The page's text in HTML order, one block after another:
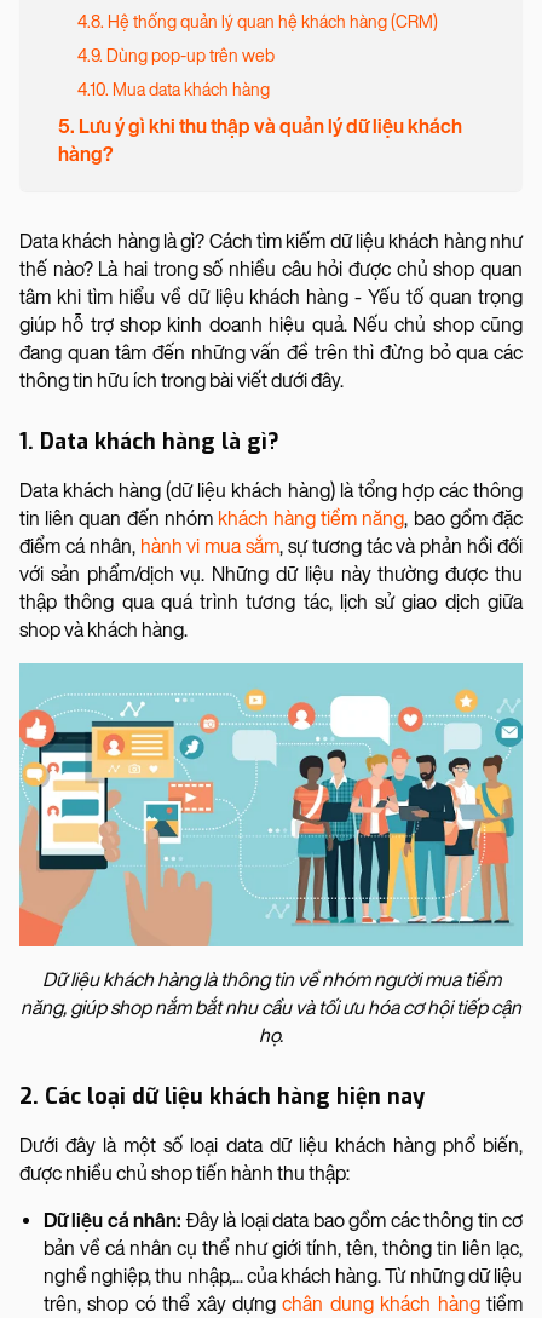
4.8. Hệ thống quản lý quan hệ khách hàng (CRM)
4.9. Dùng pop-up trên web
4.10. Mua data khách hàng
5. Lưu ý gì khi thu thập và quản lý dữ liệu khách
hàng?
Data khách hàng là gì? Cách tìm kiếm dữ liệu khách hàng như
thế nào? Là hai trong số nhiều câu hỏi được chủ shop quan
tâm khi tìm hiểu về dữ liệu khách hàng - Yếu tố quan trọng
giúp hỗ trợ shop kinh doanh hiệu quả. Nếu chủ shop cũng
đang quan tâm đến những vấn đề trên thì đừng bỏ qua các
thông tin hữu ích trong bài viết dưới đây.
1. Data khách hàng là gì?
Data khách hàng (dữ liệu khách hàng) là tổng hợp các thông
tin liên quan đến nhóm khách hàng tiềm năng, bao gồm đặc
điểm cá nhân, hành vi mua sắm, sự tương tác và phản hồi đối
với sản phẩm/dịch vụ. Những dữ liệu này thường được thu
thập thông qua quá trình tương tác, lịch sử giao dịch giữa
shop và khách hàng.
Dữ liệu khách hàng là thông tin về nhóm người mua tiềm
năng, giúp shop nắm bắt nhu cầu và tối ưu hóa cơ hội tiếp cận
họ.
2. Các loại dữ liệu khách hàng hiện nay
Dưới đây là một số loại data dữ liệu khách hàng phổ biến,
được nhiều chủ shop tiến hành thu thập:
Dữ liệu cá nhân:Đây là loại data bao gồm các thông tin cơ
bản về cá nhân cụ thể như giới tính, tên, thông tin liên lạc,
nghề nghiệp, thu nhập,... của khách hàng. Từ những dữ liệu
trên, shop có thể xây dựngchân dung khách hàngtiềm